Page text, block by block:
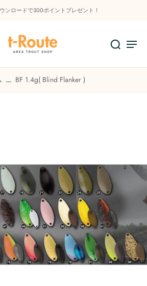
ンロードで300ポイントプレゼント！
BF 1.4g( Blind Flanker )